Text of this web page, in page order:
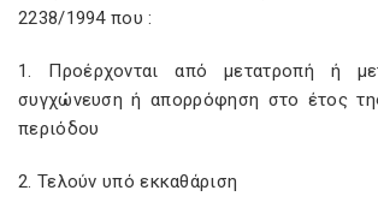
2238/1994 που :
1. Προέρχονται από μετατροπή ή
συγχώνευση ή απορρόφηση στο έτος της
περιόδου
2. Τελούν υπό εκκαθάριση